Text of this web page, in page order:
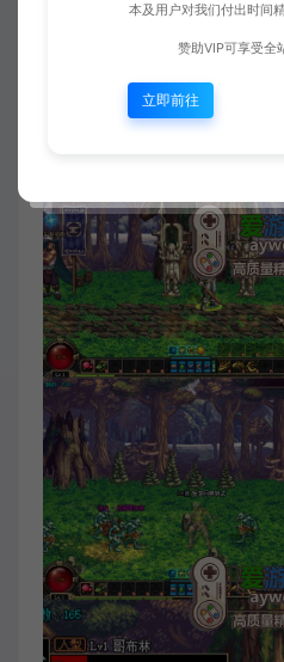
本及用户对我们付出时间
赞助VIP可享受全
立即前往